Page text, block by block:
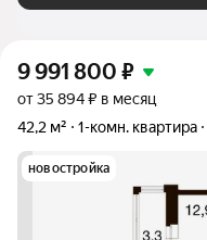
9 991 800 ₽
от 35 894 ₽ в месяц
42,2 м²
1-комн. квартира
новостройка